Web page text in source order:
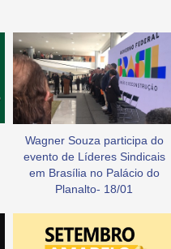
Wagner Souza participa do
evento de Líderes Sindicais
em Brasília no Palácio do
Planalto- 18/01